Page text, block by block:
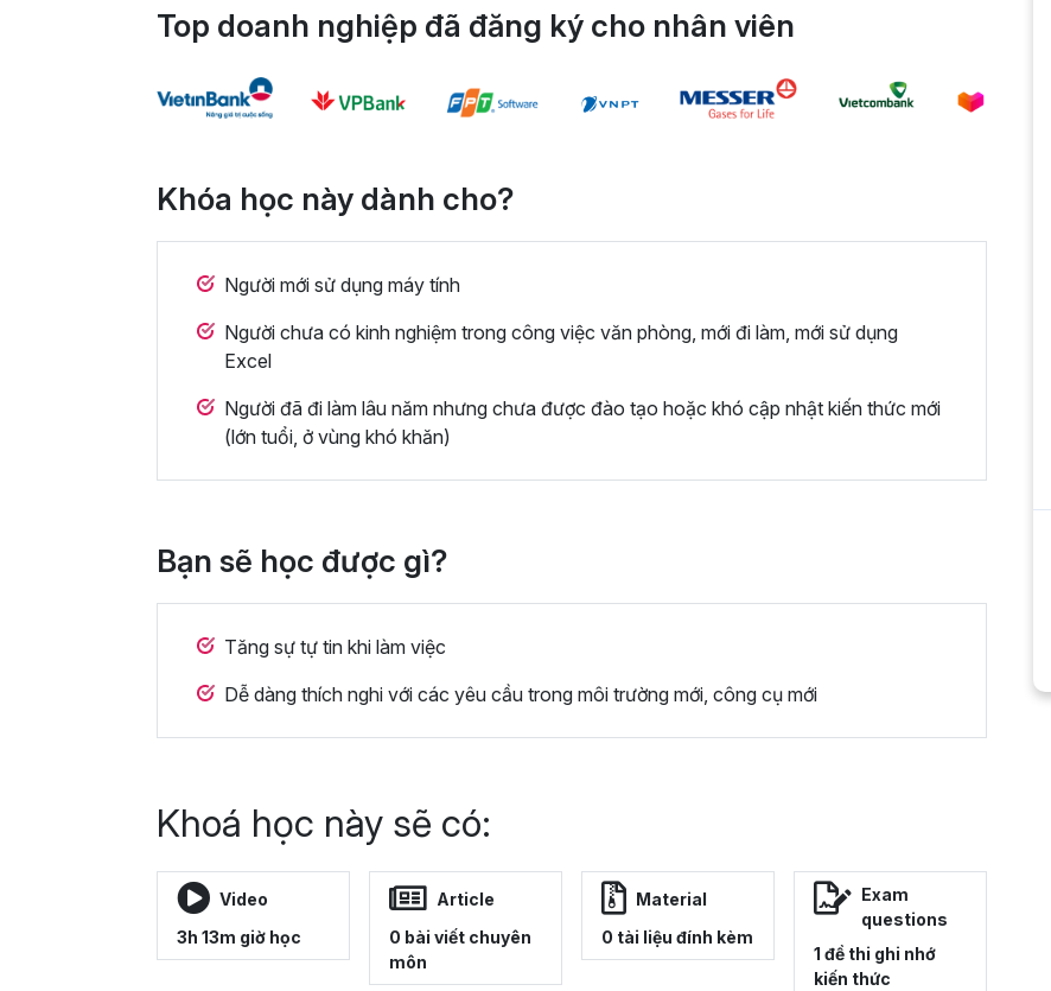
Top doanh nghiệp đã đăng ký cho nhân viên
Khóa học này dành cho?
Người mới sử dụng máy tính
Người chưa có kinh nghiệm trong công việc văn phòng, mới đi làm, mới sử dụng
Excel
Người đã đi làm lâu năm nhưng chưa được đào tạo hoặc khó cập nhật kiến thức mới
(lớn tuổi, ở vùng khó khăn)
Bạn sẽ học được gì?
Tăng sự tự tin khi làm việc
Dễ dàng thích nghi với các yêu cầu trong môi trường mới, công cụ mới
Khoá học này sẽ có:
Video
3h 13m giờ học
Article
0 bài viết chuyên
môn
Material
0 tài liệu đính kèm
Exam
questions
1 đề thi ghi nhớ
kiến thức